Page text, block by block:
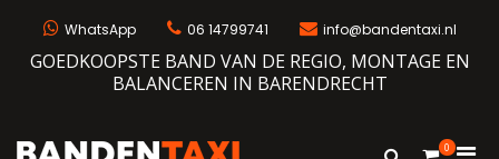
WhatsApp 06 14799741 info@bandentaxi.nl
GOEDKOOPSTE BAND VAN DE REGIO, MONTAGE EN
BALANCEREN IN BARENDRECHT
0